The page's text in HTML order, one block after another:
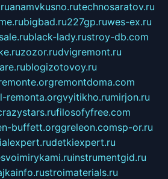
anamvkusno.rutechnosaratov.ru
bigbad.ru227gp.ruwes-ex.ru
black-lady.rustroy-db.com
zozor.rudvigremont.ru
blogizotovoy.ru
remontdoma.com
remonta.orgvyitikho.rumirjon.ru
filosofyfree.com
buffett.orggreleon.comsp-or.ru
detkiexpert.ru
instrumentgid.ru
stroimaterials.ru